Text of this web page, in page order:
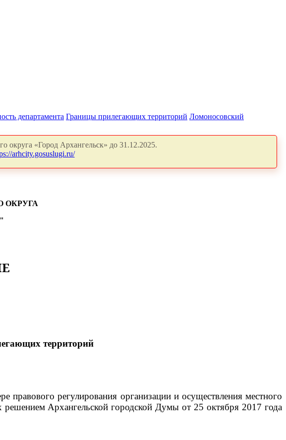
департамента Границы прилегающих территорий Ломоносовский
округа «Город Архангельск» до 31.12.2025.
arhcity.gosuslugi.ru/
ОКРУГА
территорий
регулирования организации и осуществления местного
решением Архангельской городской Думы от 25 октября 2017 года